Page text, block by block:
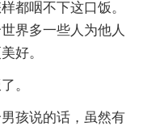
都咽不下这口饭。
界多一些人为他人
好。
。
孩说的话，虽然有